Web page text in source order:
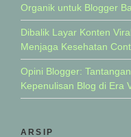
Organik untuk Blogger
Dibalik Layar Konten
Menjaga Kesehatan
Opini Blogger:
Kepenulisan Blog di Era
ARSIP